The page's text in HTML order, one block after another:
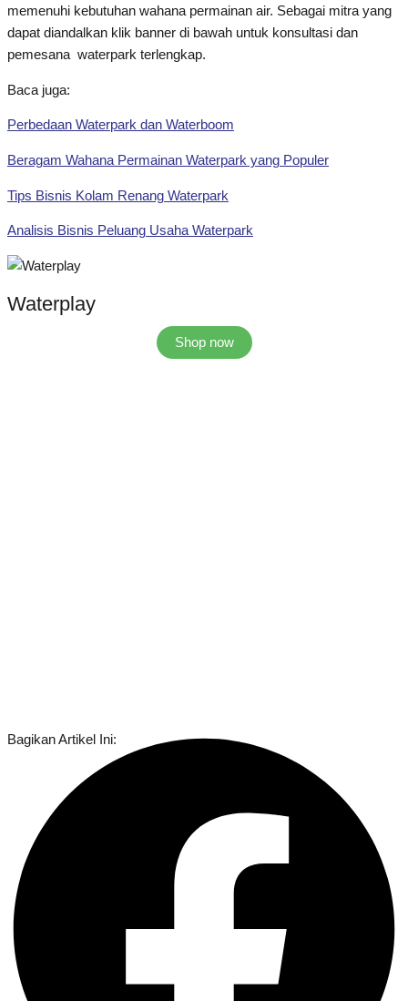
memenuhi kebutuhan wahana permainan air. Sebagai mitra yang
dapat diandalkan klik banner di bawah untuk konsultasi dan
pemesana waterpark terlengkap.
Baca juga:
Perbedaan Waterpark dan Waterboom
Beragam Wahana Permainan Waterpark yang Populer
Tips Bisnis Kolam Renang Waterpark
Analisis Bisnis Peluang Usaha Waterpark
Waterplay
Shop now
Bagikan Artikel Ini: